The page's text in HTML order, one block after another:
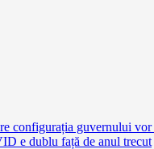
configurația guvernului vor
e dublu față de anul trecut